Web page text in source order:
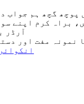
پوچھ گچھ ہم جواب
براہ کرم اپنے
آرڈر
نمونہ مفت اور